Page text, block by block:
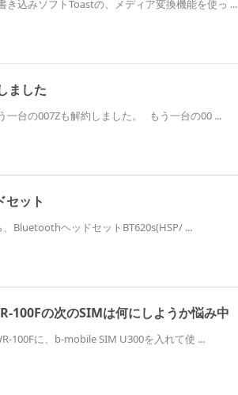
き込みソフトToastの、メディア変換機能を使っ ...
ました
一台の007Zも解約しました。 もう一台の00 ...
ット
、BluetoothヘッドセットBT620s(HSP/ ...
100Fの次のSIMは何にしようか悩み中
100Fに、b-mobile SIM U300を入れて使 ...